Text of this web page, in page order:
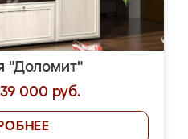
"Доломит"
000 руб.